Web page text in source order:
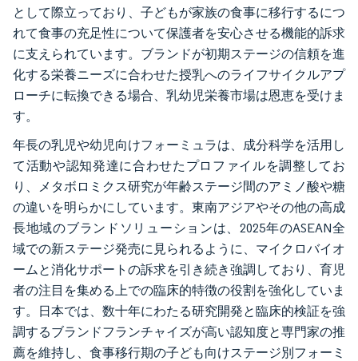
として際立っており、子どもが家族の食事に移行するにつ
れて食事の充足性について保護者を安心させる機能的訴求
に支えられています。ブランドが初期ステージの信頼を進
化する栄養ニーズに合わせた授乳へのライフサイクルアプ
ローチに転換できる場合、乳幼児栄養市場は恩恵を受けま
す。
年長の乳児や幼児向けフォーミュラは、成分科学を活用し
て活動や認知発達に合わせたプロファイルを調整してお
り、メタボロミクス研究が年齢ステージ間のアミノ酸や糖
の違いを明らかにしています。東南アジアやその他の高成
長地域のブランドソリューションは、2025年のASEAN全
域での新ステージ発売に見られるように、マイクロバイオ
ームと消化サポートの訴求を引き続き強調しており、育児
者の注目を集める上での臨床的特徴の役割を強化していま
す。日本では、数十年にわたる研究開発と臨床的検証を強
調するブランドフランチャイズが高い認知度と専門家の推
薦を維持し、食事移行期の子ども向けステージ別フォーミ